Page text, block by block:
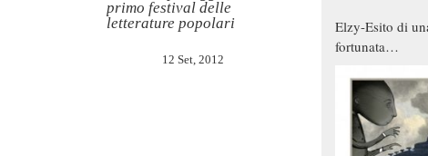
primo festival delle
letterature popolari
12 Set, 2012
Elzy-Esito di
fortunata